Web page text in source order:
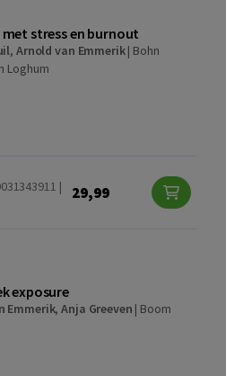
stress en burnout
, Arnold van Emmerik| Bohn
Loghum
|
29,99
exposure
Emmerik,Anja Greeven | Boom